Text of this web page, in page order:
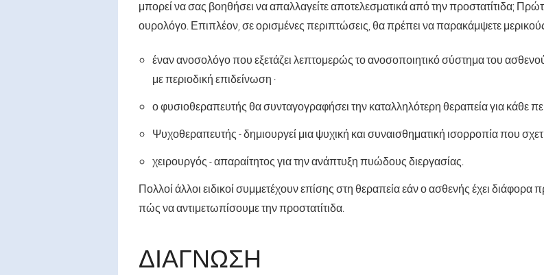
μπορεί να σας βοηθήσει να απαλλαγείτε αποτελεσματικά από την προστατίτιδα;
ουρολόγο. Επιπλέον, σε ορισμένες περιπτώσεις, θα πρέπει να παρακάμψετε
έναν ανοσολόγο που εξετάζει λεπτομερώς το ανοσοποιητικό σύστημα του ασθενούς
με περιοδική επιδείνωση ·
ο φυσιοθεραπευτής θα συνταγογραφήσει την καταλληλότερη θεραπεία για κάθε
Ψυχοθεραπευτής - δημιουργεί μια ψυχική και συναισθηματική ισορροπία που
χειρουργός - απαραίτητος για την ανάπτυξη πυώδους διεργασίας.
Πολλοί άλλοι ειδικοί συμμετέχουν επίσης στη θεραπεία εάν ο ασθενής έχει
πώς να αντιμετωπίσουμε την προστατίτιδα.
ΔΙΆΓΝΩΣΗ